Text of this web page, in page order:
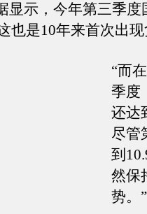
显示，今年第三季度
也是10年来首次出
“而
季度
还达
尽管
到
然保
势。”